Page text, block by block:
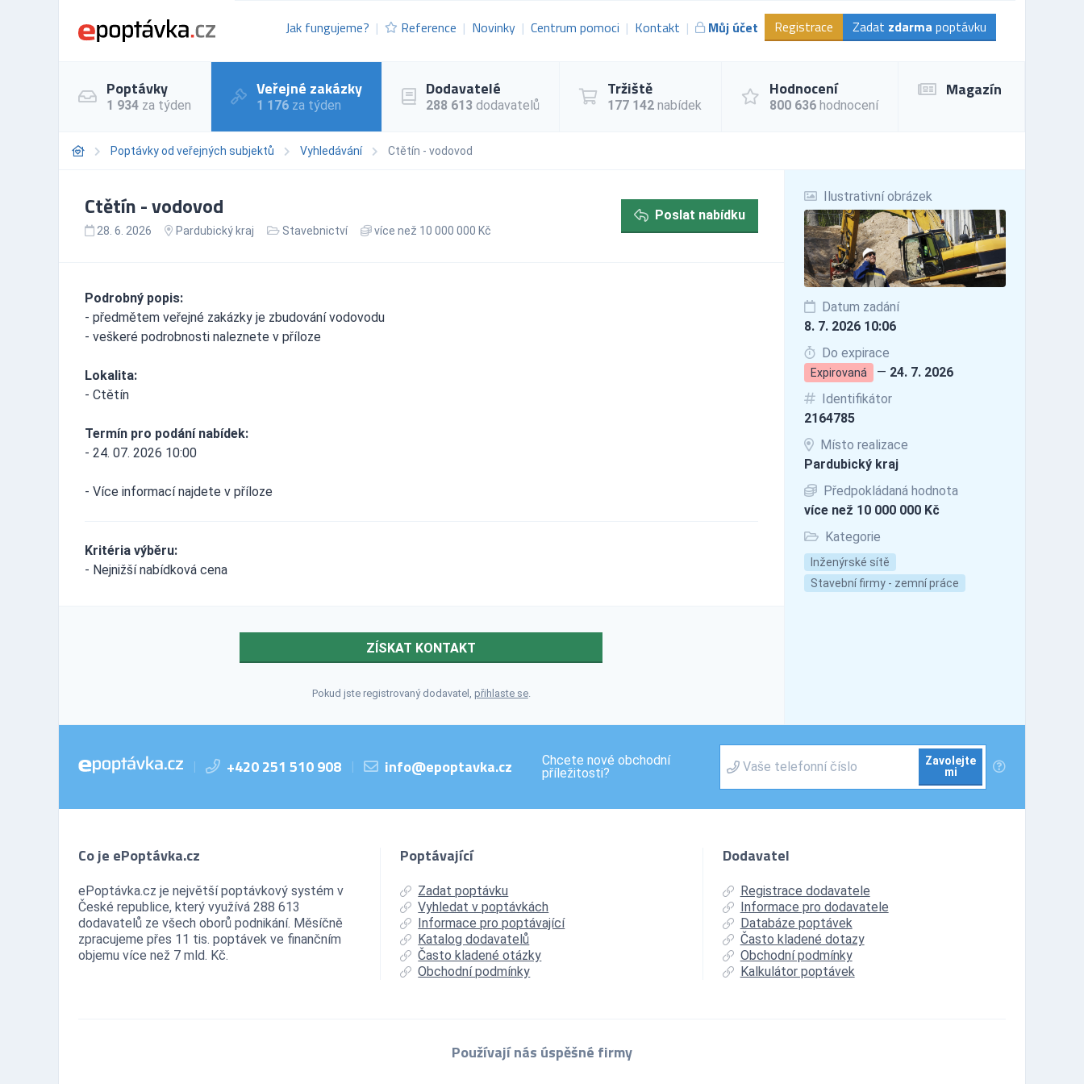
Jak fungujeme? Reference Novinky Centrum pomoci Kontakt Můj účet Registrace Zadat zdarma poptávku
Poptávky
1 934 za týden
Veřejné zakázky
1 176 za týden
Dodavatelé
288 613 dodavatelů
Tržiště
177 142 nabídek
Hodnocení
800 636 hodnocení
Magazín
Poptávky od veřejných subjektů Vyhledávání Ctětín - vodovod
Ilustrativní obrázek
Datum zadání
8. 7. 2026 10:06
Do expirace
Expirovaná — 24. 7. 2026
Identifikátor
2164785
Místo realizace
Pardubický kraj
Předpokládaná hodnota
více než 10 000 000 Kč
Kategorie
Inženýrské sítě
Stavební firmy - zemní práce
Ctětín - vodovod
28. 6. 2026 Pardubický kraj Stavebnictví více než 10 000 000 Kč
Poslat nabídku
Podrobný popis:
- předmětem veřejné zakázky je zbudování vodovodu
- veškeré podrobnosti naleznete v příloze
Lokalita:
- Ctětín
Termín pro podání nabídek:
- 24. 07. 2026 10:00
- Více informací najdete v příloze
Kritéria výběru:
- Nejnižší nabídková cena
ZÍSKAT KONTAKT
Pokud jste registrovaný dodavatel, přihlaste se.
| +420 251 510 908 | info@epoptavka.cz
Chcete nové obchodní
příležitosti?
Zavolejte
mi
Co je ePoptávka.cz
ePoptávka.cz je největší poptávkový systém v
České republice, který využívá 288 613
dodavatelů ze všech oborů podnikání. Měsíčně
zpracujeme přes 11 tis. poptávek ve finančním
objemu více než 7 mld. Kč.
Poptávající
Zadat poptávku
Vyhledat v poptávkách
Informace pro poptávající
Katalog dodavatelů
Často kladené otázky
Obchodní podmínky
Dodavatel
Registrace dodavatele
Informace pro dodavatele
Databáze poptávek
Často kladené dotazy
Obchodní podmínky
Kalkulátor poptávek
Používají nás úspěšné firmy